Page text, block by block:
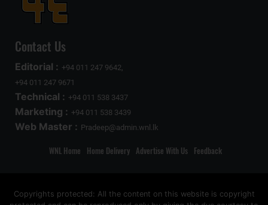
Contact Us
Editorial : +94 011 247 9642,
+94 011 247 9671
Technical : +94 011 538 3437
Marketing : +94 011 538 3439
Web Master : Pradeep@admin.wnl.lk
WNL Home Home Delivery Advertise With Us Feedback
Copyrights protected: All the content on this website is copyright